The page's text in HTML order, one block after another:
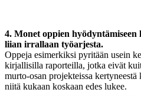
4. Monet oppien
liian irrallaan työarjesta.
Oppeja esimerkiksi pyritään usein
kirjallisilla raporteilla, jotka eivät
murto-osan projekteissa
niitä kukaan koskaan edes lukee.